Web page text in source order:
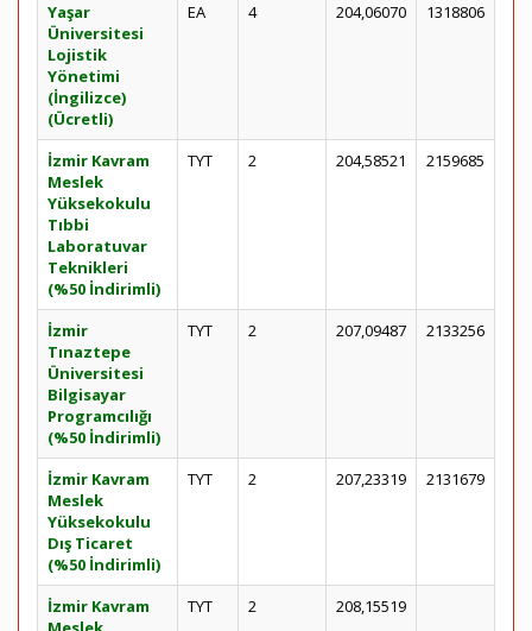
Yaşar
Üniversitesi
Lojistik
Yönetimi
(İngilizce)
(Ücretli)
EA 4 204,06070 1318806
İzmir Kavram
Meslek
Yüksekokulu
Tıbbi
Laboratuvar
Teknikleri
(%50 İndirimli)
TYT 2 204,58521 2159685
İzmir
Tınaztepe
Üniversitesi
Bilgisayar
Programcılığı
(%50 İndirimli)
TYT 2 207,09487 2133256
İzmir Kavram
Meslek
Yüksekokulu
Dış Ticaret
(%50 İndirimli)
TYT 2 207,23319 2131679
İzmir Kavram
TYT 2 208,15519